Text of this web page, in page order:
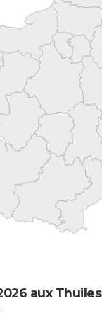
aux Thuiles